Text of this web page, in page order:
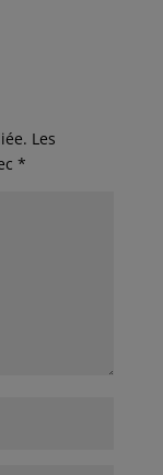
Les
*